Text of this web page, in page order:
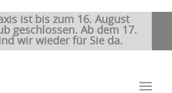
ist bis zum 16. August
geschlossen. Ab dem 17.
wir wieder für Sie da.